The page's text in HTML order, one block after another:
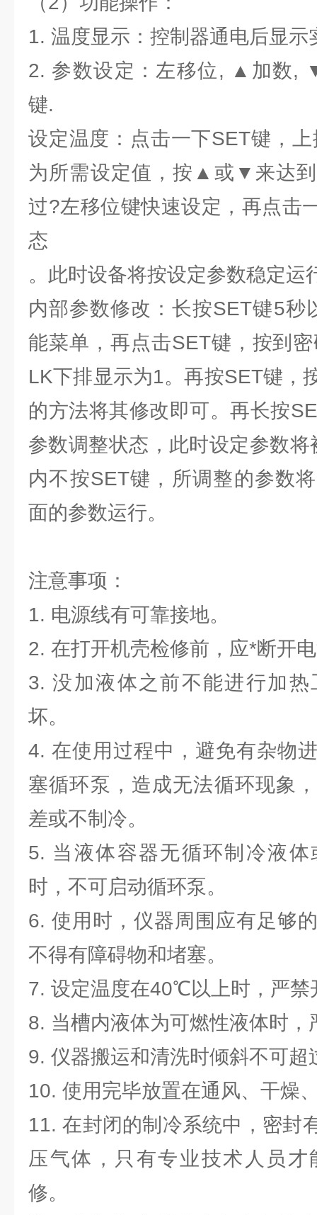
1. 温度显示：控制器通电后显示
2. 参数设定：左移位, ▲加数,
键.
设定温度：点击一下SET键，
为所需设定值，按▲或▼来达
过?左移位键快速设定，再点击
态
。此时设备将按设定参数稳定运
内部参数修改：长按SET键5秒
能菜单，再点击SET键，按到
LK下排显示为1。再按SET键，
的方法将其修改即可。再长按
参数调整状态，此时设定参数
内不按SET键，所调整的参数
面的参数运行。
注意事项：
1. 电源线有可靠接地。
2. 在打开机壳检修前，应*断开
3. 没加液体之前不能进行加
坏。
4. 在使用过程中，避免有杂物
塞循环泵，造成无法循环现象
差或不制冷。
5. 当液体容器无循环制冷液
时，不可启动循环泵。
6. 使用时，仪器周围应有足够
不得有障碍物和堵塞。
7. 设定温度在40℃以上时，严禁
8. 当槽内液体为可燃性液体时，
9. 仪器搬运和清洗时倾斜不可超
10. 使用完毕放置在通风、干燥
11. 在封闭的制冷系统中，密封
压气体，只有专业技术人员
修。